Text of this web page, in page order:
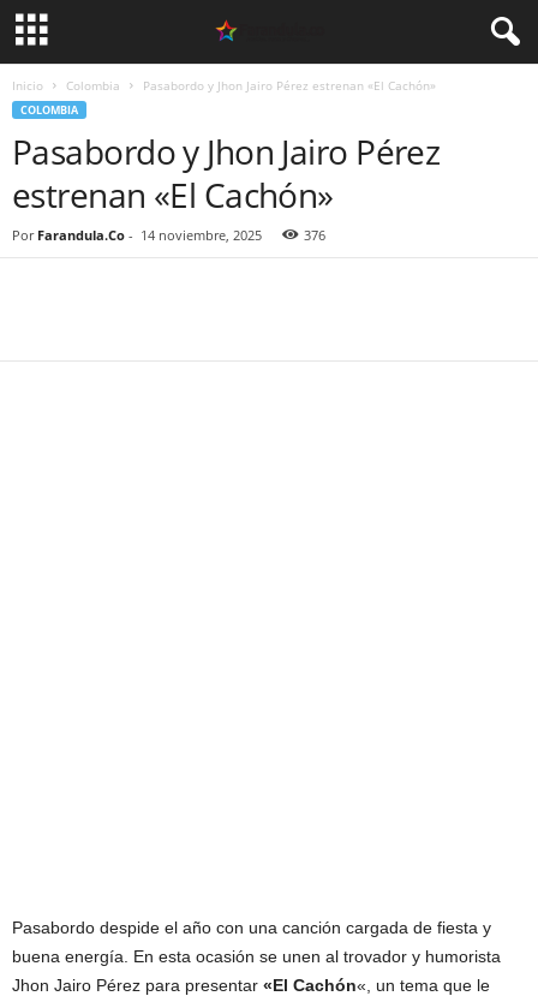
Inicio Colombia Pasabordo y Jhon Jairo Pérez estrenan «El Cachón»
COLOMBIA
Pasabordo y Jhon Jairo Pérez
estrenan «El Cachón»
Por Farandula.Co - 14 noviembre, 2025 376
Pasabordo despide el año con una canción cargada de fiesta y
buena energía. En esta ocasión se unen al trovador y humorista
Jhon Jairo Pérez para presentar «El Cachón«, un tema que le